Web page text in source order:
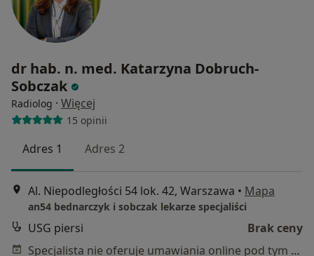
dr hab. n. med. Katarzyna Dobruch-
Sobczak
Radiolog · Więcej
15 opinii
Adres 1 Adres 2
Al. Niepodległości 54 lok. 42, Warszawa • Mapa
an54 bednarczyk i sobczak lekarze specjaliści
USG piersi
Brak ceny
Specjalista nie oferuje umawiania online pod tym adresem.